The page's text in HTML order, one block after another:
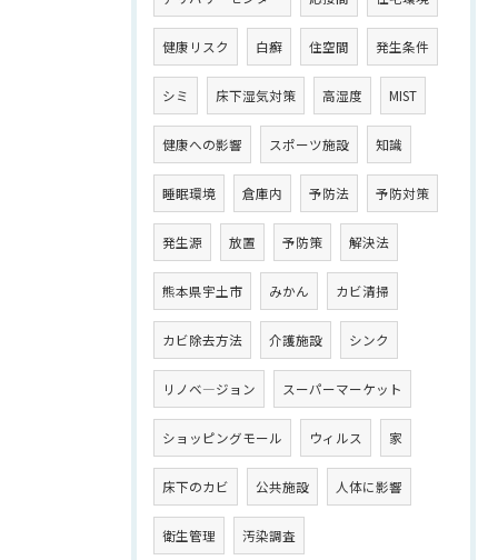
健康リスク 白癬 住空間 発生条件
シミ 床下湿気対策 高湿度 MIST
健康への影響 スポーツ施設 知識
睡眠環境 倉庫内 予防法 予防対策
発生源 放置 予防策 解決法
熊本県宇土市 みかん カビ清掃
カビ除去方法 介護施設 シンク
リノベ―ジョン スーパーマーケット
ショッピングモール ウィルス 家
床下のカビ 公共施設 人体に影響
衛生管理 汚染調査